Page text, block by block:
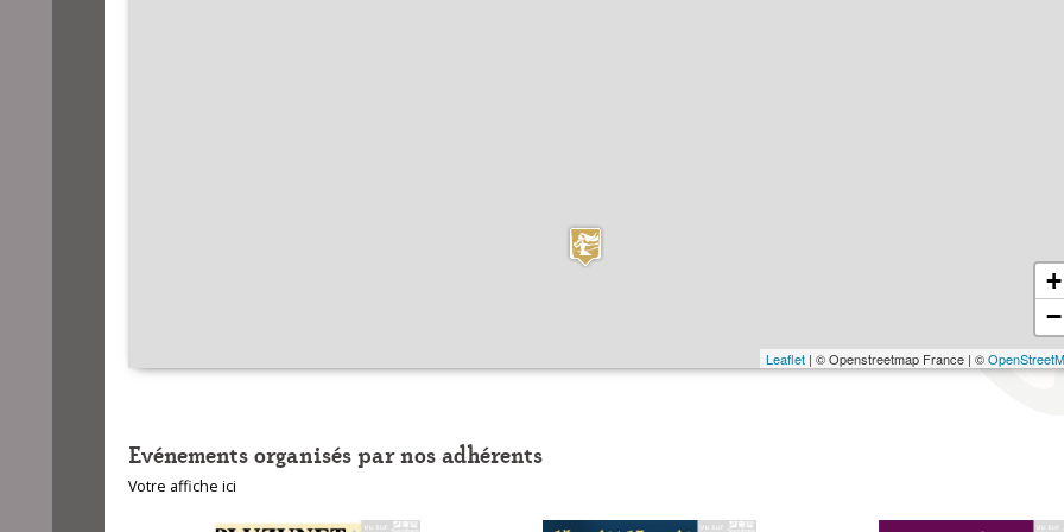
+
−
Leaflet| © Openstreetmap France | ©
Evénements organisés par nos adhérents
Votre affiche ici